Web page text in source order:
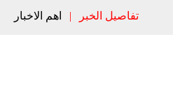
تفاصيل الخبر | اهم الاخبار